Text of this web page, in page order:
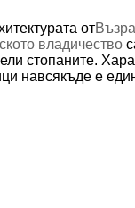
от
владичество
стопаните.
навсякъде е